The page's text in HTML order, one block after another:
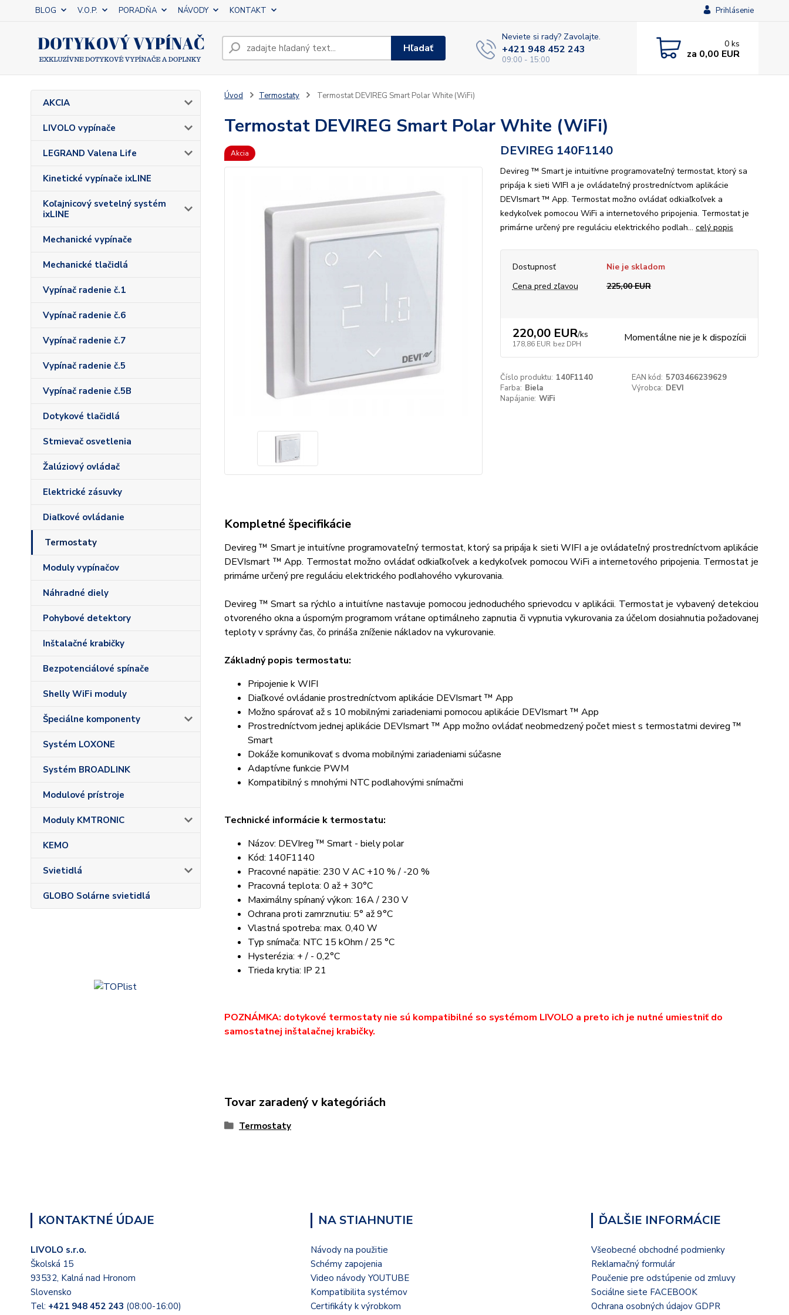
BLOG V.O.P. PORADŇA NÁVODY KONTAKT Prihlásenie
Hľadať
Neviete si rady? Zavolajte.
+421 948 452 243
09:00 - 15:00
0 ks
za 0,00 EUR
AKCIA
LIVOLO vypínače
LEGRAND Valena Life
Kinetické vypínače ixLINE
Koľajnicový svetelný systém
ixLINE
Mechanické vypínače
Mechanické tlačidlá
Vypínač radenie č.1
Vypínač radenie č.6
Vypínač radenie č.7
Vypínač radenie č.5
Vypínač radenie č.5B
Dotykové tlačidlá
Stmievač osvetlenia
Žalúziový ovládač
Elektrické zásuvky
Diaľkové ovládanie
Termostaty
Moduly vypínačov
Náhradné diely
Pohybové detektory
Inštalačné krabičky
Bezpotenciálové spínače
Shelly WiFi moduly
Špeciálne komponenty
Systém LOXONE
Systém BROADLINK
Modulové prístroje
Moduly KMTRONIC
KEMO
Svietidlá
GLOBO Solárne svietidlá
Úvod Termostaty Termostat DEVIREG Smart Polar White (WiFi)
Termostat DEVIREG Smart Polar White (WiFi)
Akcia DEVIREG 140F1140
Devireg ™ Smart je intuitívne programovateľný termostat, ktorý sa
pripája k sieti WIFI a je ovládateľný prostredníctvom aplikácie
DEVIsmart ™ App. Termostat možno ovládať odkiaľkoľvek a
kedykoľvek pomocou WiFi a internetového pripojenia. Termostat je
primárne určený pre reguláciu elektrického podlah... celý popis
Dostupnosť
Nie je skladom
Cena pred zľavou
225,00 EUR
220,00 EUR/ks
178,86 EUR bez DPH Momentálne nie je k dispozícii
Číslo produktu: 140F1140 EAN kód: 5703466239629
Farba: Biela Výrobca: DEVI
Napájanie: WiFi
Kompletné špecifikácie
Devireg ™ Smart je intuitívne programovateľný termostat, ktorý sa pripája k sieti WIFI a je ovládateľný prostredníctvom aplikácie
DEVIsmart ™ App. Termostat možno ovládať odkiaľkoľvek a kedykoľvek pomocou WiFi a internetového pripojenia. Termostat je
primárne určený pre reguláciu elektrického podlahového vykurovania.
Devireg ™ Smart sa rýchlo a intuitívne nastavuje pomocou jednoduchého sprievodcu v aplikácii. Termostat je vybavený detekciou
otvoreného okna a úsporným programom vrátane optimálneho zapnutia či vypnutia vykurovania za účelom dosiahnutia požadovanej
teploty v správny čas, čo prináša zníženie nákladov na vykurovanie.
Základný popis termostatu:
Pripojenie k WIFI
Diaľkové ovládanie prostredníctvom aplikácie DEVIsmart ™ App
Možno spárovať až s 10 mobilnými zariadeniami pomocou aplikácie DEVIsmart ™ App
Prostredníctvom jednej aplikácie DEVIsmart ™ App možno ovládať neobmedzený počet miest s termostatmi devireg ™
Smart
Dokáže komunikovať s dvoma mobilnými zariadeniami súčasne
Adaptívne funkcie PWM
Kompatibilný s mnohými NTC podlahovými snímačmi
Technické informácie k termostatu:
Názov: DEVIreg ™ Smart - biely polar
Kód: 140F1140
Pracovné napätie: 230 V AC +10 % / -20 %
Pracovná teplota: 0 až + 30°C
Maximálny spínaný výkon: 16A / 230 V
Ochrana proti zamrznutiu: 5° až 9°C
Vlastná spotreba: max. 0,40 W
Typ snímača: NTC 15 kOhm / 25 °C
Hysterézia: + / - 0,2°C
Trieda krytia: IP 21
POZNÁMKA: dotykové termostaty nie sú kompatibilné so systémom LIVOLO a preto ich je nutné umiestniť do
samostatnej inštalačnej krabičky.
Tovar zaradený v kategóriách
Termostaty
KONTAKTNÉ ÚDAJE
LIVOLO s.r.o.
Školská 15
93532, Kalná nad Hronom
Slovensko
Tel: +421 948 452 243 (08:00-16:00)
NA STIAHNUTIE
Návody na použitie
Schémy zapojenia
Video návody YOUTUBE
Kompatibilita systémov
Certifikáty k výrobkom
ĎALŠIE INFORMÁCIE
Všeobecné obchodné podmienky
Reklamačný formulár
Poučenie pre odstúpenie od zmluvy
Sociálne siete FACEBOOK
Ochrana osobných údajov GDPR